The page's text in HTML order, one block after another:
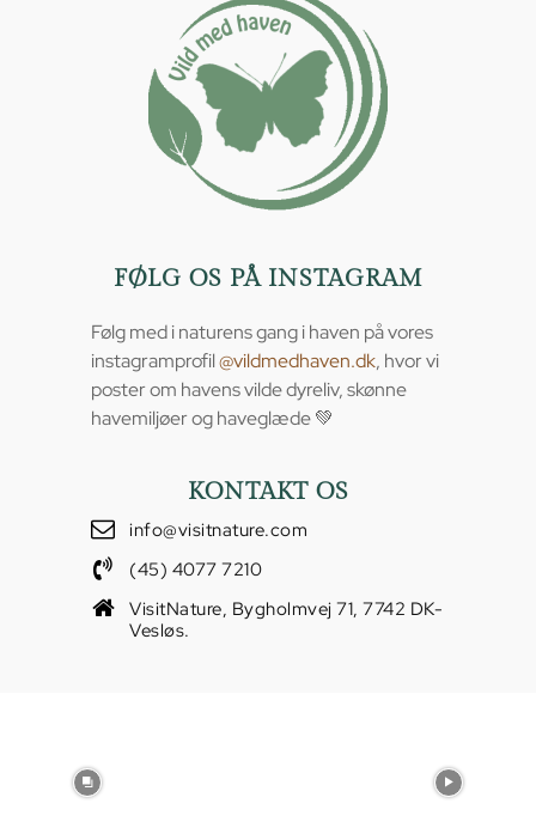
FØLG OS PÅ INSTAGRAM
Følg med i naturens gang i haven på vores
instagramprofil@vildmedhaven.dk, hvor vi
poster om havens vilde dyreliv, skønne
havemiljøer og haveglæde 💚
KONTAKT OS
info@visitnature.com
(45) 4077 7210
VisitNature, Bygholmvej 71, 7742 DK-
Vesløs.